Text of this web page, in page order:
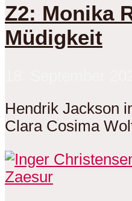
Z2: Monika
Müdigkeit
Hendrik Jackson
Clara Cosima
Zaesur